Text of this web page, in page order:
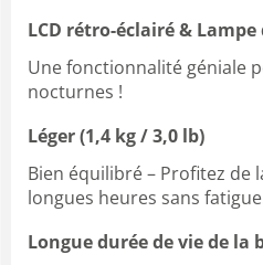
LCD rétro-éclairé & Lampe
Une fonctionnalité géniale
nocturnes !
Léger (1,4 kg / 3,0 lb)
Bien équilibré – Profitez de
longues heures sans
Longue durée de vie de la